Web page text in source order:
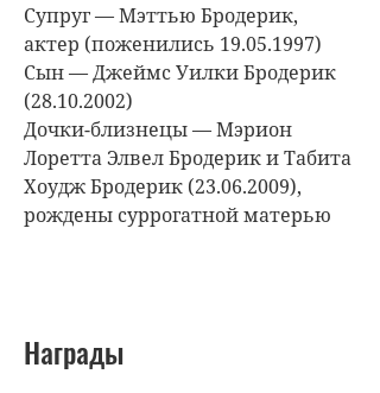
Супруг — Мэттью Бродерик,
актер (поженились 19.05.1997)
Сын — Джеймс Уилки Бродерик
(28.10.2002)
Дочки-близнецы — Мэрион
Лоретта Элвел Бродерик и Табита
Хоудж Бродерик (23.06.2009),
рождены суррогатной матерью
Награды